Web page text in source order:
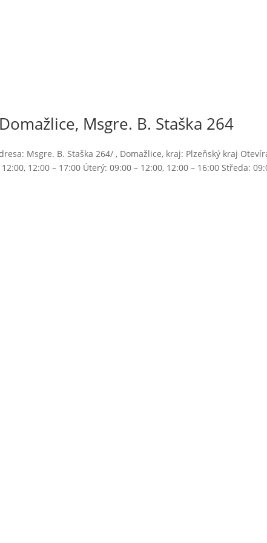
Msgre. B. Staška 264
Msgre. B. Staška 264/ , Domažlice, kraj: Plzeňský kraj
12:00 – 17:00 Úterý: 09:00 – 12:00, 12:00 – 16:00 Středa: